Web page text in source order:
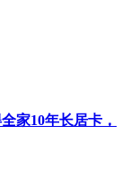
家10年长居卡，